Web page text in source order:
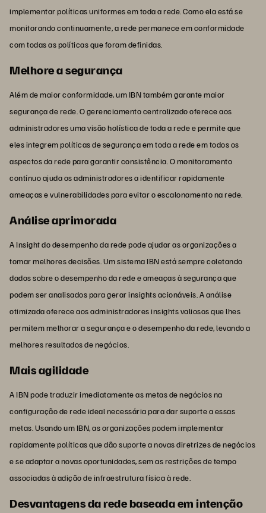
implementar políticas uniformes em toda a rede. Como ela está se
monitorando continuamente, a rede permanece em conformidade
com todas as políticas que foram definidas.
Melhore a segurança
Além de maior conformidade, um IBN também garante maior
segurança de rede. O gerenciamento centralizado oferece aos
administradores uma visão holística de toda a rede e permite que
eles integrem políticas de segurança em toda a rede em todos os
aspectos da rede para garantir consistência. O monitoramento
contínuo ajuda os administradores a identificar rapidamente
ameaças e vulnerabilidades para evitar o escalonamento na rede.
Análise aprimorada
A Insight do desempenho da rede pode ajudar as organizações a
tomar melhores decisões. Um sistema IBN está sempre coletando
dados sobre o desempenho da rede e ameaças à segurança que
podem ser analisados para gerar insights acionáveis. A análise
otimizada oferece aos administradores insights valiosos que lhes
permitem melhorar a segurança e o desempenho da rede, levando a
melhores resultados de negócios.
Mais agilidade
A IBN pode traduzir imediatamente as metas de negócios na
configuração de rede ideal necessária para dar suporte a essas
metas. Usando um IBN, as organizações podem implementar
rapidamente políticas que dão suporte a novas diretrizes de negócios
e se adaptar a novas oportunidades, sem as restrições de tempo
associadas à adição de infraestrutura física à rede.
Desvantagens da rede baseada em intenção